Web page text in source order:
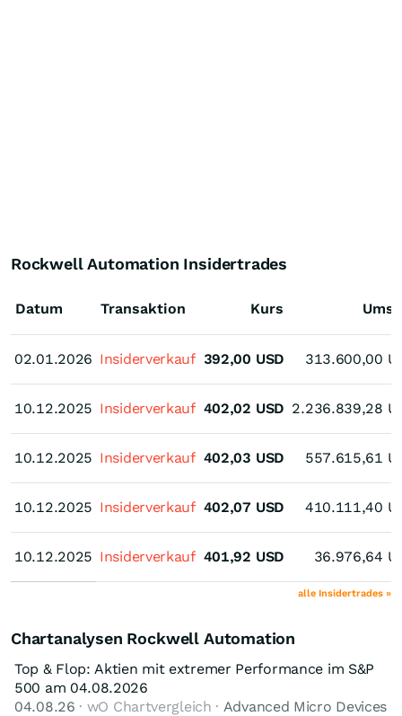
Rockwell Automation Insidertrades
Datum
02.01.2026
10.12.2025
10.12.2025
10.12.2025
10.12.2025
Transaktion Kurs
02.01.2026 Insiderverkauf 392,00 USD 313.600,00
10.12.2025 Insiderverkauf 402,02 USD 2.236.839,28
10.12.2025 Insiderverkauf 402,03 USD 557.615,61
10.12.2025 Insiderverkauf 402,07 USD 410.111,40
10.12.2025 Insiderverkauf 401,92 USD 36.976,64
alle Insidertrades »
Chartanalysen Rockwell Automation
Top & Flop: Aktien mit extremer Performance im S&P
500 am 04.08.2026
04.08.26 · wO Chartvergleich · Advanced Micro Devices